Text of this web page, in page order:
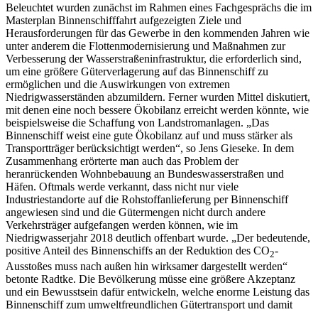
Beleuchtet wurden zunächst im Rahmen eines Fachgesprächs die im
Masterplan Binnenschifffahrt aufgezeigten Ziele und
Herausforderungen für das Gewerbe in den kommenden Jahren wie
unter anderem die Flottenmodernisierung und Maßnahmen zur
Verbesserung der Wasserstraßeninfrastruktur, die erforderlich sind,
um eine größere Güterverlagerung auf das Binnenschiff zu
ermöglichen und die Auswirkungen von extremen
Niedrigwasserständen abzumildern. Ferner wurden Mittel diskutiert,
mit denen eine noch bessere Ökobilanz erreicht werden könnte, wie
beispielsweise die Schaffung von Landstromanlagen. „Das
Binnenschiff weist eine gute Ökobilanz auf und muss stärker als
Transportträger berücksichtigt werden“, so Jens Gieseke. In dem
Zusammenhang erörterte man auch das Problem der
heranrückenden Wohnbebauung an Bundeswasserstraßen und
Häfen. Oftmals werde verkannt, dass nicht nur viele
Industriestandorte auf die Rohstoffanlieferung per Binnenschiff
angewiesen sind und die Gütermengen nicht durch andere
Verkehrsträger aufgefangen werden können, wie im
Niedrigwasserjahr 2018 deutlich offenbart wurde. „Der bedeutende,
positive Anteil des Binnenschiffs an der Reduktion des CO2-
Ausstoßes muss nach außen hin wirksamer dargestellt werden“
betonte Radtke. Die Bevölkerung müsse eine größere Akzeptanz
und ein Bewusstsein dafür entwickeln, welche enorme Leistung das
Binnenschiff zum umweltfreundlichen Gütertransport und damit